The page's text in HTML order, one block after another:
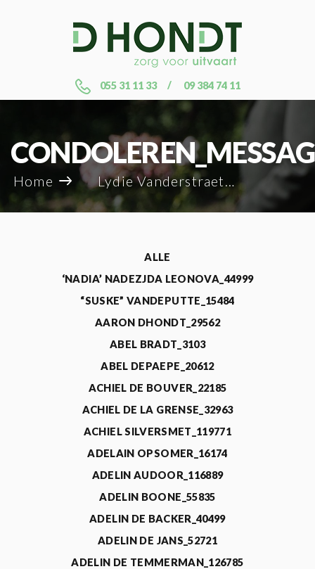
055 31 11 33 09 384 74 11
Home Lydie Vanderstraeten_131077
ALLE
‘NADIA’ NADEZJDA LEONOVA_44999
“SUSKE” VANDEPUTTE_15484
AARON DHONDT_29562
ABEL BRADT_3103
ABEL DEPAEPE_20612
ACHIEL DE BOUVER_22185
ACHIEL DE LA GRENSE_32963
ACHIEL SILVERSMET_119771
ADELAIN OPSOMER_16174
ADELIN AUDOOR_116889
ADELIN BOONE_55835
ADELIN DE BACKER_40499
ADELIN DE JANS_52721
ADELIN DE TEMMERMAN_126785